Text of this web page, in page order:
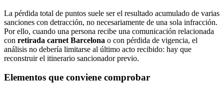
La pérdida total de puntos suele ser el resultado acumulado de varias
sanciones con detracción, no necesariamente de una sola infracción.
Por ello, cuando una persona recibe una comunicación relacionada
con retirada carnet Barcelona o con pérdida de vigencia, el
análisis no debería limitarse al último acto recibido: hay que
reconstruir el itinerario sancionador previo.
Elementos que conviene comprobar